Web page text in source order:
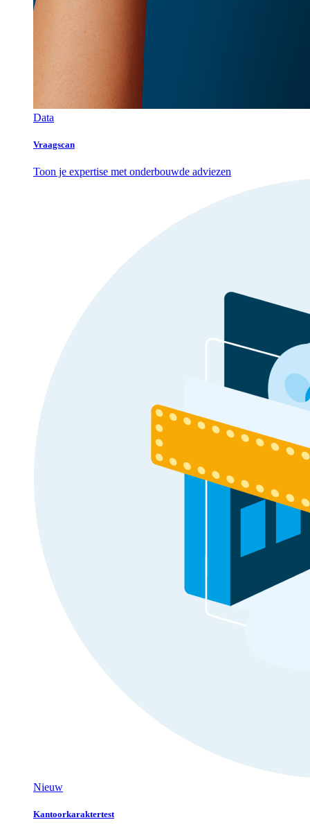
Data
Vraagscan
Toon je expertise met onderbouwde adviezen
Nieuw
Kantoorkaraktertest